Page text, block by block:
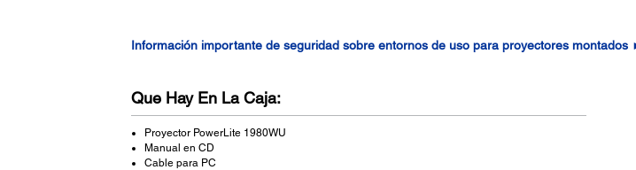
Información importante de seguridad sobre entornos de uso para proyectores montados
Que Hay En La Caja:
Proyector PowerLite 1980WU
Manual en CD
Cable para PC